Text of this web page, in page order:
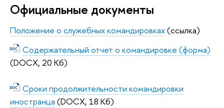
Официальные документы
Положение о служебных командировках(ссылка)
Содержательный отчет о командировке (форма)
(DOCX, 20 Кб)
Сроки продолжительности командировки
иностранца (DOCX, 18 Кб)